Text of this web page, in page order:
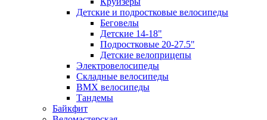
Детские и подростковые велосипеды
Беговелы
Детские 14-18"
Подростковые 20-27.5"
Детские велоприцепы
Электровелосипеды
Складные велосипеды
BMX велосипеды
Тандемы
Байкфит